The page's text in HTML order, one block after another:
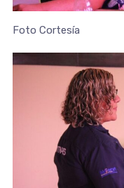
Foto Cortesía